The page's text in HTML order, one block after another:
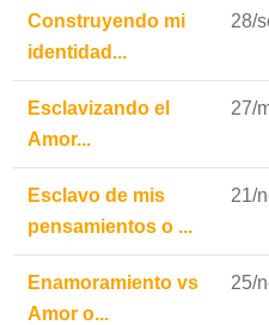
Construyendo mi
identidad...
28/
Esclavizando el
Amor...
27/
Esclavo de mis
pensamientos o ...
21/
Enamoramiento vs
Amor o...
25/